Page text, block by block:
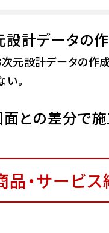
計データの作
元設計データの作
。
との差分で
品・サービ